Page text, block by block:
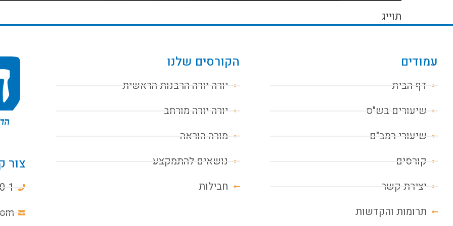
תוייג
עמודים
דף הבית
שיעורים בש"ס
שיעורי רמב"ם
קורסים
יצירת קשר
תרומות והקדשות
הקורסים שלנו
יורה יורה הרבנות הראשית
יורה יורה מורחב
מורה הוראה
נושאים להתמקצע
חבילות
צור
1